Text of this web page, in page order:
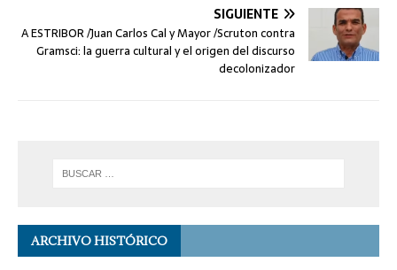
SIGUIENTE
A ESTRIBOR /Juan Carlos Cal y Mayor /Scruton contra
Gramsci: la guerra cultural y el origen del discurso
decolonizador
ARCHIVO HISTÓRICO